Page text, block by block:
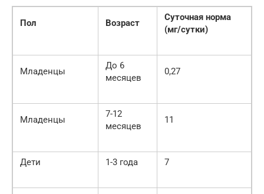
Пол Возраст
Суточная норма
(мг/сутки)
Младенцы
До 6
месяцев
0,27
Младенцы
7-12
месяцев
11
Дети 1-3 года 7